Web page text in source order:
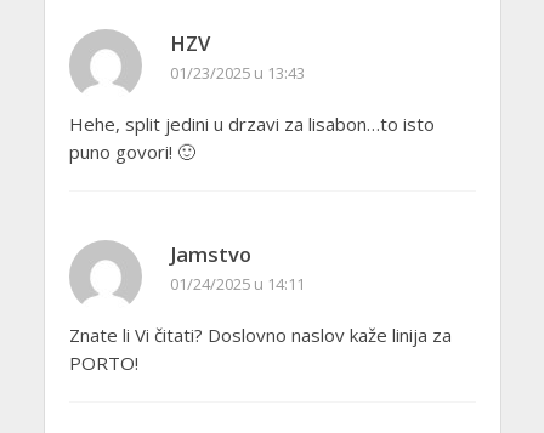
HZV
01/23/2025 u 13:43
Hehe, split jedini u drzavi za lisabon…to isto
puno govori! 🙂
Jamstvo
01/24/2025 u 14:11
Znate li Vi čitati? Doslovno naslov kaže linija za
PORTO!